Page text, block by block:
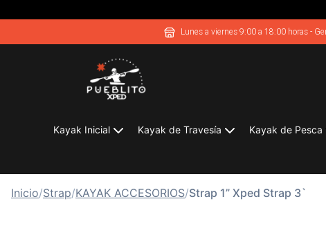
Lunes a viernes 9:00 a 18:00 horas -
Kayak Inicial Kayak de Travesía Kayak de Pesca
Inicio/Strap/KAYAK ACCESORIOS/Strap 1” Xped Strap 3`